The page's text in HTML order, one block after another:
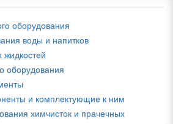
оборудования
воды и напитков
жидкостей
оборудования
и комплектующие к ним
химчисток и прачечных